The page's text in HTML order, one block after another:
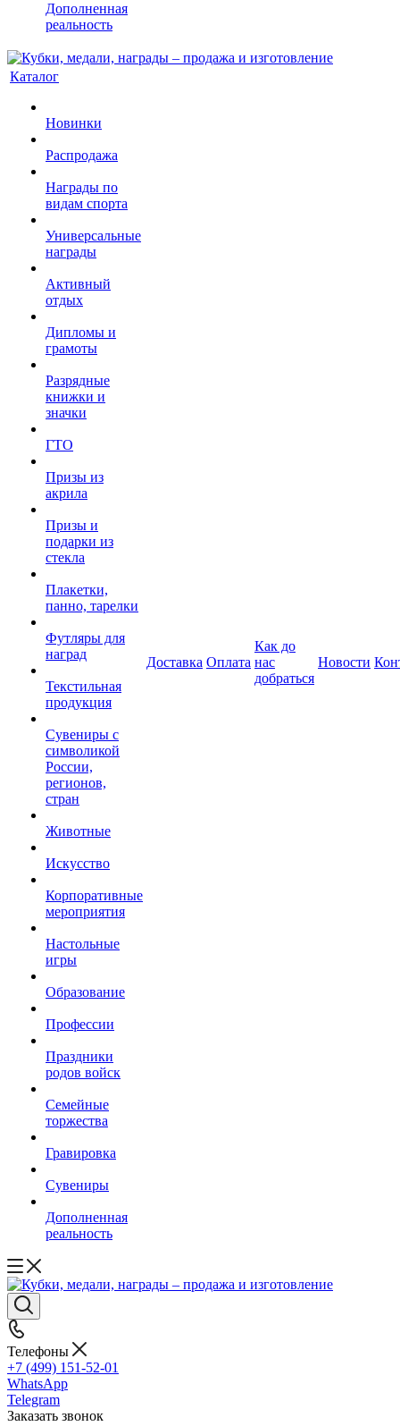
Дополненная
реальность
Каталог
Новинки
Распродажа
Награды по
видам спорта
Универсальные
награды
Активный
отдых
Дипломы и
грамоты
Разрядные
книжки и
значки
ГТО
Призы из
акрила
Призы и
подарки из
стекла
Плакетки,
панно, тарелки
Футляры для
наград
Текстильная
продукция
Сувениры с
символикой
России,
регионов,
стран
Животные
Искусство
Корпоративные
мероприятия
Настольные
игры
Образование
Профессии
Праздники
родов войск
Семейные
торжества
Гравировка
Сувениры
Дополненная
реальность
Доставка Оплата
Как до
нас
добраться
Новости
Телефоны
+7 (499) 151-52-01
WhatsApp
Telegram
Заказать звонок